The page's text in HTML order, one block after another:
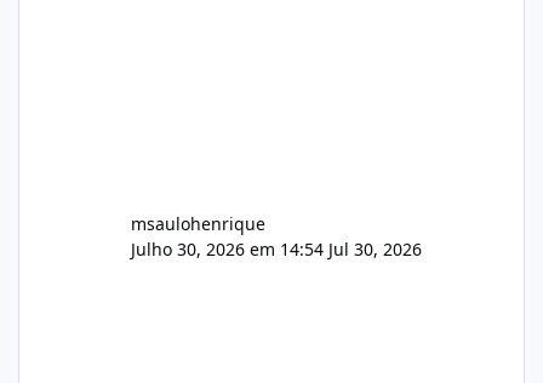
msaulohenrique
Julho 30, 2026 em 14:54 Jul 30, 2026